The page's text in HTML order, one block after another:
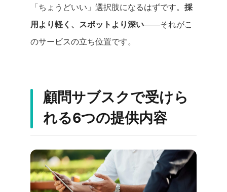
「ちょうどいい」選択肢になるはずです。 採
用より軽く、スポットより深い——それがこ
のサービスの立ち位置です。
顧問サブスクで受けら
れる6つの提供内容